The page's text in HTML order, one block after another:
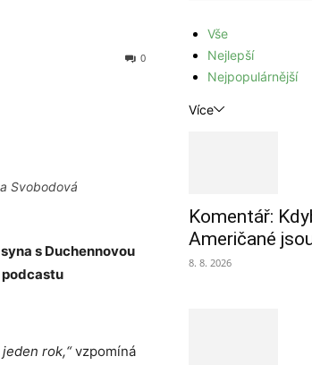
0
Svobodová
s Duchennovou
rok,“vzpomíná
Vše
Nejlepší
Nejpopulárnější
Více
Komentář:
Američané
8. 8. 2026